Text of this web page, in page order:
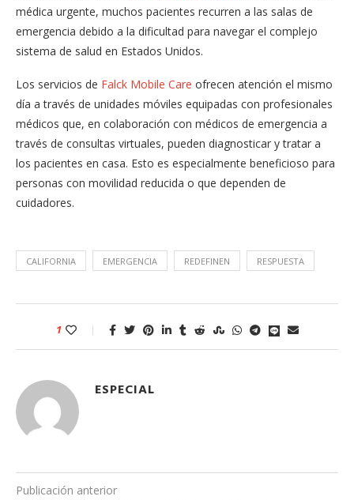
médica urgente, muchos pacientes recurren a las salas de
emergencia debido a la dificultad para navegar el complejo
sistema de salud en Estados Unidos.
Los servicios de Falck Mobile Care ofrecen atención el mismo
día a través de unidades móviles equipadas con profesionales
médicos que, en colaboración con médicos de emergencia a
través de consultas virtuales, pueden diagnosticar y tratar a
los pacientes en casa. Esto es especialmente beneficioso para
personas con movilidad reducida o que dependen de
cuidadores.
CALIFORNIA EMERGENCIA REDEFINEN RESPUESTA
1
ESPECIAL
Publicación anterior